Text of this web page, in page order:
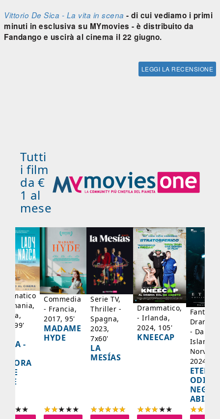
Vittorio De Sica - La vita in scena - di cui vediamo i primi
minuti in esclusiva su MYmovies - è distribuito da
Fandango e uscirà al cinema il 22 giugno.
LEGGI LA RECENSIONE
Tutti
i film
da €
1 al
mese
99'
-
Commedia
- Francia,
2017, 95'
MADAME
HYDE
Serie TV,
Thriller -
Spagna,
2023,
7x60'
LA
MESÍAS
Drammatico,
- Irlanda,
2024, 105'
KNEECAP
-
Islanda,
2024,
NEGLI
ABISSI